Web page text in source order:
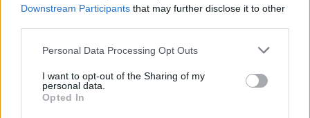
Downstream Participants that may further disclose it to other
Personal Data Processing Opt Outs
I want to opt-out of the Sharing of my
personal data.
Opted In
Scegli Libero Quotidiano come fonte preferita
SPETTACOLI